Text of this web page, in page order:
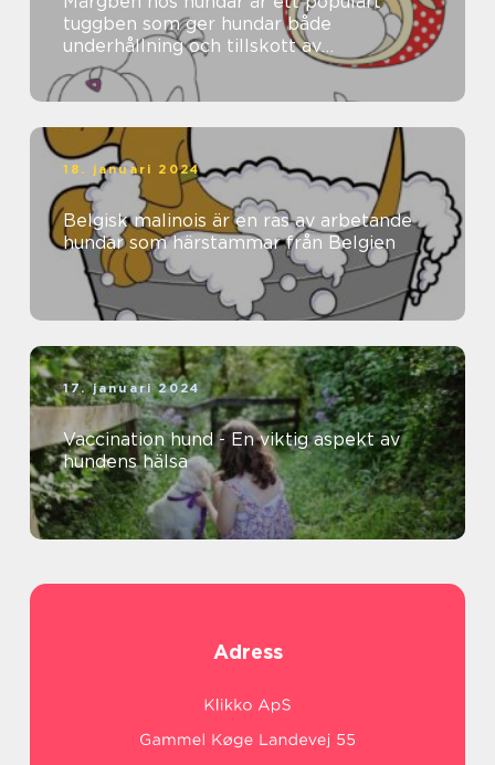
tuggben som ger hundar både
underhållning och tillskott av
näringsämnen
18. januari 2024
Belgisk malinois är en ras av arbetande
hundar som härstammar från Belgien
17. januari 2024
Vaccination hund - En viktig aspekt av
hundens hälsa
Adress